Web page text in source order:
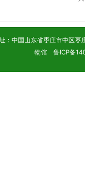
中国山东省枣庄市中区
物馆 鲁ICP备